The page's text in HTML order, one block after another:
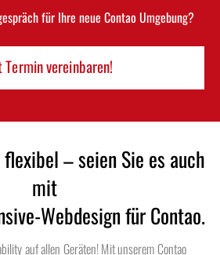
für Ihre neue Contao Umgebung?
Termin vereinbaren!
– seien Sie es auch
mit
Webdesign für Contao.
auf allen Geräten! Mit unserem Contao